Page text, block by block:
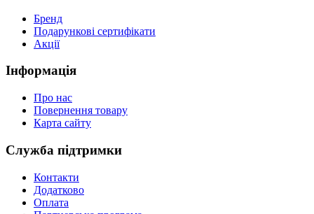
Бренд
Подарункові сертифікати
Акції
Інформація
Про нас
Повернення товару
Карта сайту
Служба підтримки
Контакти
Додатково
Оплата